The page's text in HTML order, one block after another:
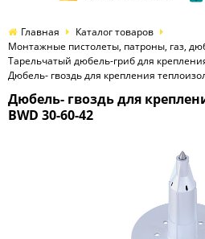
Главная
Каталог товаров
Монтажные пистолеты, патроны, газ,
Тарельчатый дюбель-гриб для
Дюбель- гвоздь для крепления
Дюбель- гвоздь для
BWD 30-60-42